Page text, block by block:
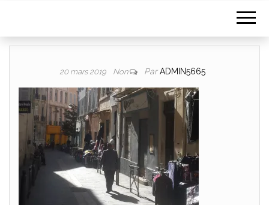
20 mars 2019 Non ParADMIN5665